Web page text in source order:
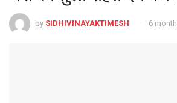
by SIDHIVINAYAKTIMESH 6